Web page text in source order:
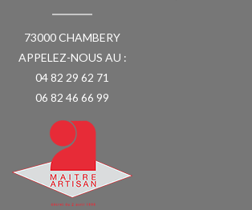
73000 CHAMBERY
APPELEZ-NOUS AU :
04 82 29 62 71
06 82 46 66 99